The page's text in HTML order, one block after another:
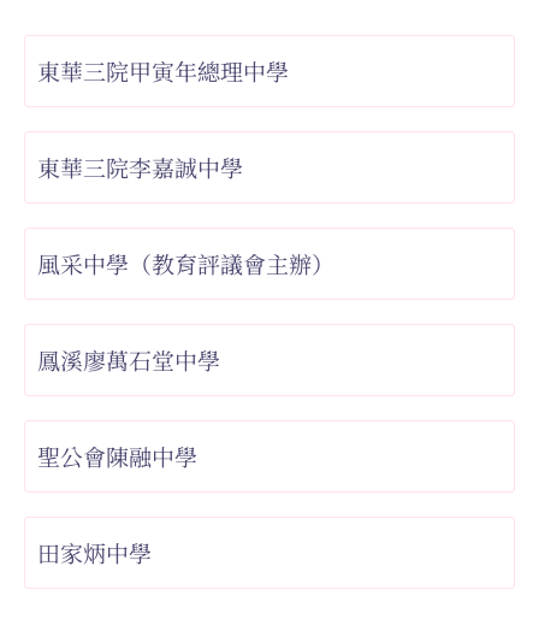
東華三院甲寅年總理中學
東華三院李嘉誠中學
風采中學（教育評議會主辦）
鳳溪廖萬石堂中學
聖公會陳融中學
田家炳中學